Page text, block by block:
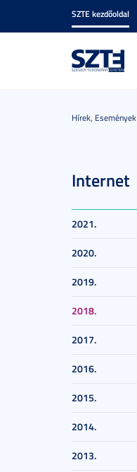
SZTE kezdőoldal
Hírek, Események
Internet
2021.
2020.
2019.
2018.
2017.
2016.
2015.
2014.
2013.